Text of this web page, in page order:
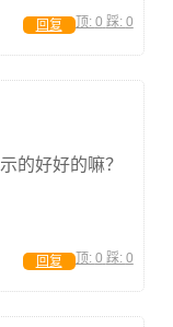
顶: 0 踩: 0
回复
的好好的嘛？
顶: 0 踩: 0
回复